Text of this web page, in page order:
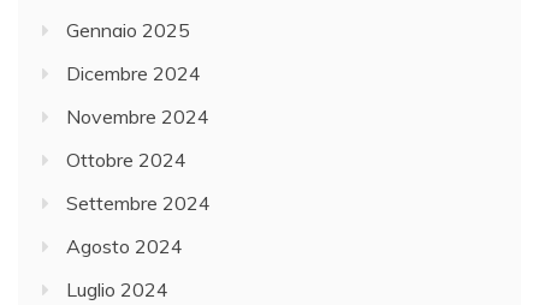
Gennaio 2025
Dicembre 2024
Novembre 2024
Ottobre 2024
Settembre 2024
Agosto 2024
Luglio 2024